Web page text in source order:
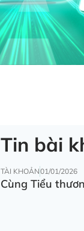
Tin bài
TÀI KHOẢN01/01/2026
Cùng Tiểu